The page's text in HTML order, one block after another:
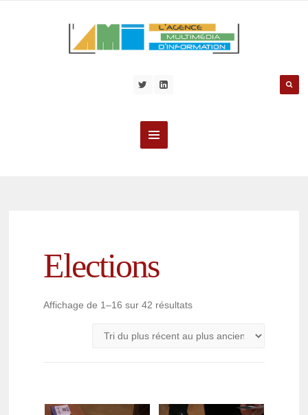
Elections
Affichage de 1–16 sur 42 résultats